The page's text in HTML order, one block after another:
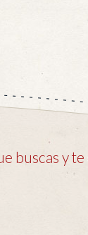
buscas y